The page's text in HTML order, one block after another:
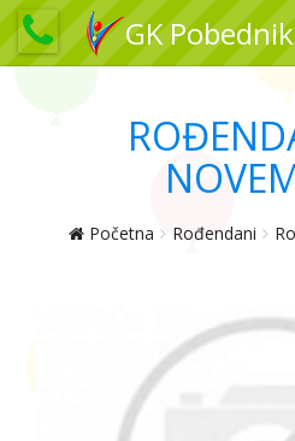
GK Pobednik
Početna Rođendani